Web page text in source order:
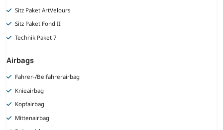
Sitz Paket ArtVelours
Sitz Paket Fond II
Technik Paket 7
Airbags
Fahrer-/Beifahrerairbag
Knieairbag
Kopfairbag
Mittenairbag